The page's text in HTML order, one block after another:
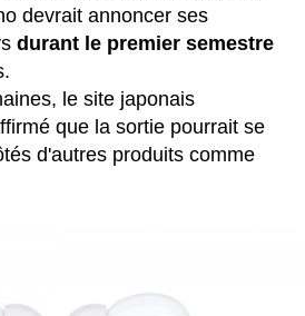
devrait annoncer ses
durant le premier semestre
le site japonais
que la sortie pourrait se
d'autres produits comme